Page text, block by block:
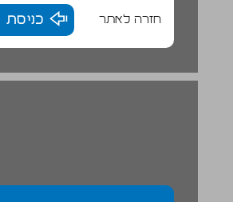
חזרה לאתר כניסת
הַשָׁלֵם הוּא עַד 15 ... 29